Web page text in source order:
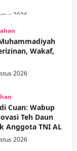
Cuan: Wabup
Teh Daun
Anggota TNI AL
2026
Proyek RSUD
CV Tiga